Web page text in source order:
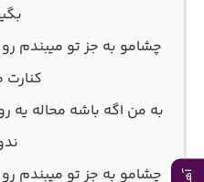
چشامو به جز تو میبندم رو
کنارت
به من اگه باشه محاله
چشامو به جز تو میبندم رو